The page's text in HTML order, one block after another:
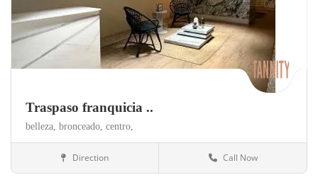
Traspaso franquicia ..
belleza, bronceado, centro,
Salud y belleza
Direction Call Now